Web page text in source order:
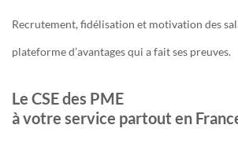
Recrutement, fidélisation et motivation des
plateforme d’avantages qui a fait ses preuves.
Le CSE des PME
à votre service partout en